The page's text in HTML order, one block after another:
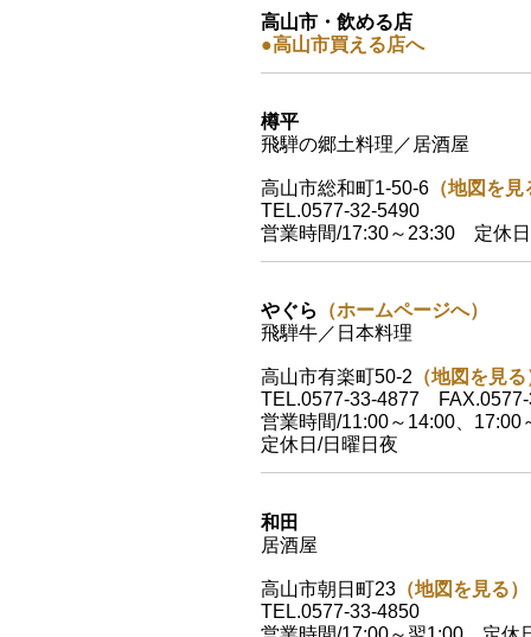
高山市・飲める店
●高山市買える店へ
樽平
飛騨の郷土料理／居酒屋
高山市総和町1-50-6 （地図を見
TEL.0577-32-5490
営業時間/17:30～23:30 定休
やぐら
（ホームページへ）
飛騨牛／日本料理
高山市有楽町50-2 （地図を見る
TEL.0577-33-4877 FAX.0577-
営業時間/11:00～14:00、17:00
定休日/日曜日夜
和田
居酒屋
高山市朝日町23 （地図を見る）
TEL.0577-33-4850